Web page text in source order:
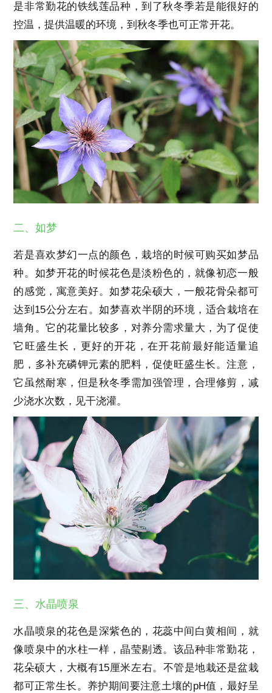
是非常勤花的铁线莲品种，到了秋冬季若是能很好的
控温，提供温暖的环境，到秋冬季也可正常开花。
二、如梦
若是喜欢梦幻一点的颜色，栽培的时候可购买如梦品
种。如梦开花的时候花色是淡粉色的，就像初恋一般
的感觉，寓意美好。如梦花朵硕大，一般花骨朵都可
达到15公分左右。如梦喜欢半阴的环境，适合栽培在
墙角。它的花量比较多，对养分需求量大，为了促使
它旺盛生长，更好的开花，在开花前最好能适量追
肥，多补充磷钾元素的肥料，促使旺盛生长。注意，
它虽然耐寒，但是秋冬季需加强管理，合理修剪，减
少浇水次数，见干浇灌。
三、水晶喷泉
水晶喷泉的花色是深紫色的，花蕊中间白黄相间，就
像喷泉中的水柱一样，晶莹剔透。该品种非常勤花，
花朵硕大，大概有15厘米左右。不管是地栽还是盆栽
都可正常生长。养护期间要注意土壤的pH值，最好呈